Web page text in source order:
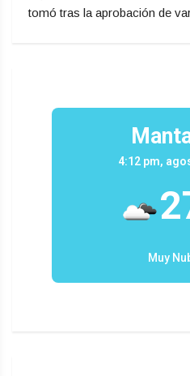
tomó tras la aprobación de
4:12 pm,
Muy